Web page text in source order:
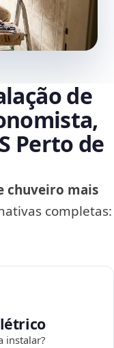
de
Perto de
chuveiro mais
completas:
instalar?